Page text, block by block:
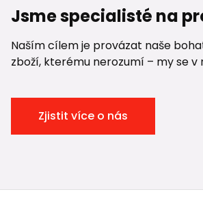
Jsme specialisté na
Naším cílem je provázat naše
zboží, kterému nerozumí – my se
Zjistit více o nás